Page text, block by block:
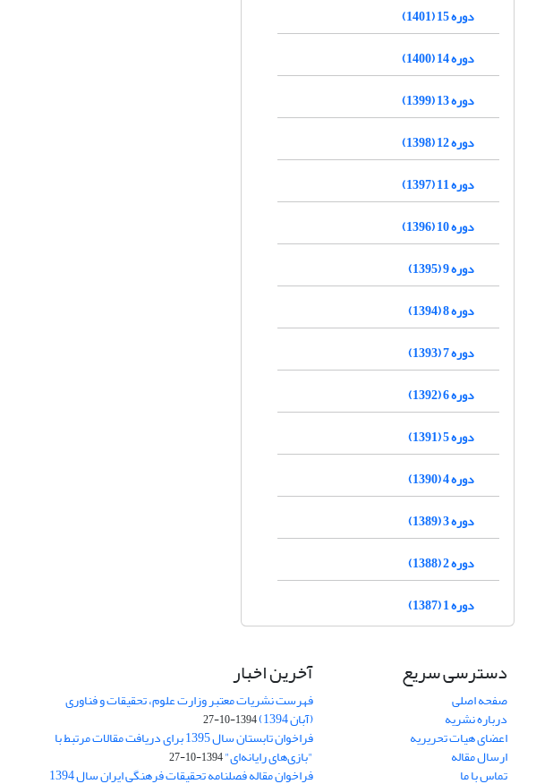
دوره 15 (1401)
دوره 14 (1400)
دوره 13 (1399)
دوره 12 (1398)
دوره 11 (1397)
دوره 10 (1396)
دوره 9 (1395)
دوره 8 (1394)
دوره 7 (1393)
دوره 6 (1392)
دوره 5 (1391)
دوره 4 (1390)
دوره 3 (1389)
دوره 2 (1388)
دوره 1 (1387)
دسترسی سریع
صفحه اصلی
درباره نشریه
اعضای هیات تحریریه
ارسال مقاله
تماس با ما
آخرین اخبار
فهرست نشریات معتبر وزارت علوم، تحقیقات و فناوری
(آبان 1394) 1394-10-27
فراخوان تابستان سال 1395 برای دریافت مقالات مرتبط با
"بازی‌های رایانه‌ای"1394-10-27
فراخوان مقاله فصلنامه تحقیقات فرهنگی ایران سال 1394